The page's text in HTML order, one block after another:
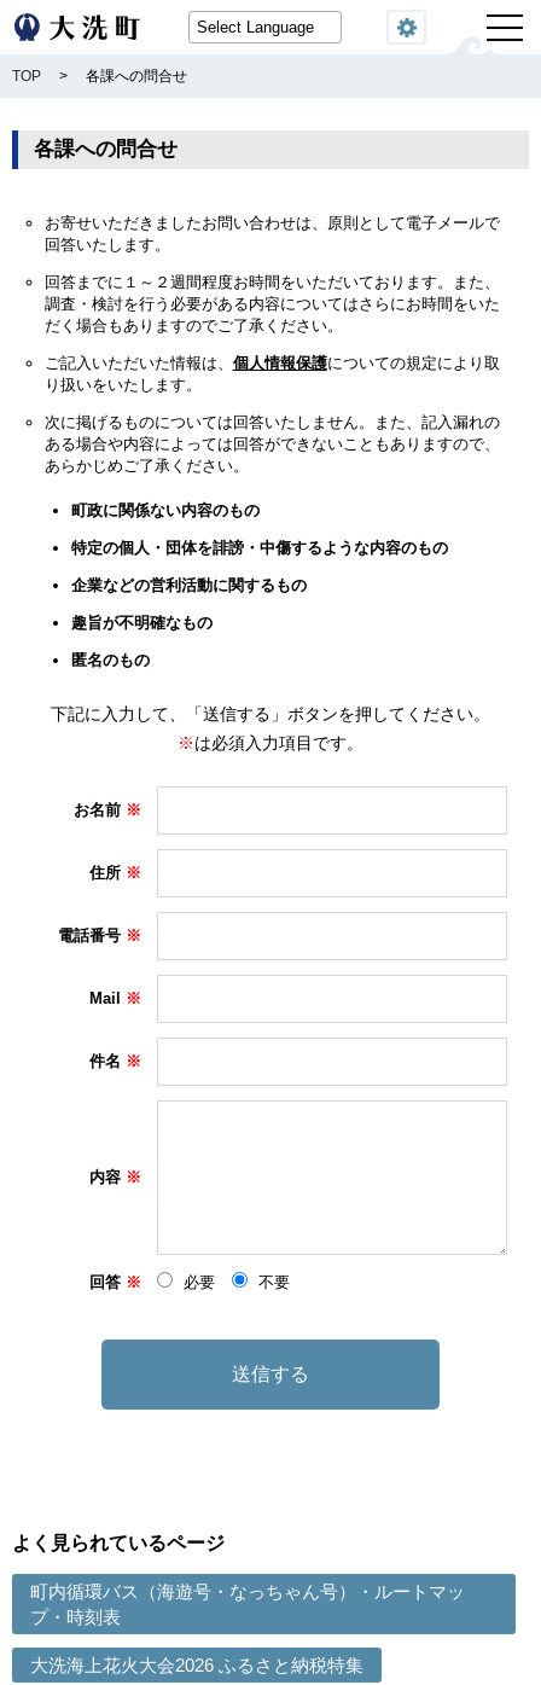
閲覧機能
TOP > 各課への問合せ
各課への問合せ
お寄せいただきましたお問い合わせは、原則として電子メールで
回答いたします。
回答までに１～２週間程度お時間をいただいております。また、
調査・検討を行う必要がある内容についてはさらにお時間をいた
だく場合もありますのでご了承ください。
ご記入いただいた情報は、 個人情報保護についての規定により取
り扱いをいたします。
次に掲げるものについては回答いたしません。また、記入漏れの
ある場合や内容によっては回答ができないこともありますので、
あらかじめご了承ください。
町政に関係ない内容のもの
特定の個人・団体を誹謗・中傷するような内容のもの
企業などの営利活動に関するもの
趣旨が不明確なもの
匿名のもの
下記に入力して、「送信する」ボタンを押してください。
※は必須入力項目です。
お名前
住所
電話番号
Mail
件名
内容
回答 必要 不要
よく見られているページ
町内循環バス（海遊号・なっちゃん号）・ルートマッ
プ・時刻表
大洗海上花火大会2026 ふるさと納税特集